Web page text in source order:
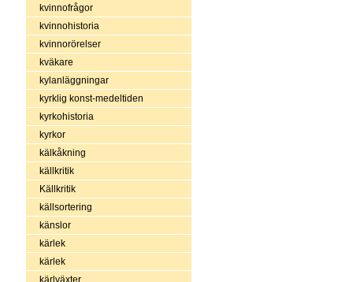
kvinnofrågor
kvinnohistoria
kvinnorörelser
kväkare
kylanläggningar
kyrklig konst-medeltiden
kyrkohistoria
kyrkor
kälkåkning
källkritik
Källkritik
källsortering
känslor
kärlek
kärlek
kärlväxter